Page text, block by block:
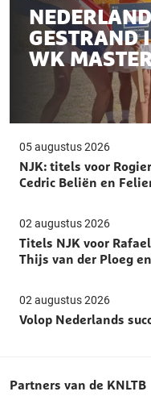
GESTRAND
WK
05 augustus 2026
NJK: titels voor
Cedric Beliën en
02 augustus 2026
Titels NJK voor
Thijs van der Ploeg
02 augustus 2026
Volop Nederlands
Partners van de KNLTB